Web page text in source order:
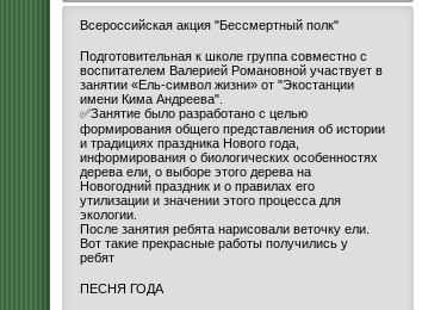
Всероссийская акция "Бессмертный полк"
Подготовительная к школе группа совместно с
воспитателем Валерией Романовной участвует в
занятии «Ель-символ жизни» от "Экостанции
имени Кима Андреева".
✅Занятие было разработано с целью
формирования общего представления об истории
и традициях праздника Нового года,
информирования о биологических особенностях
дерева ели, о выборе этого дерева на
Новогодний праздник и о правилах его
утилизации и значении этого процесса для
экологии.
После занятия ребята нарисовали веточку ели.
Вот такие прекрасные работы получились у
ребят
ПЕСНЯ ГОДА